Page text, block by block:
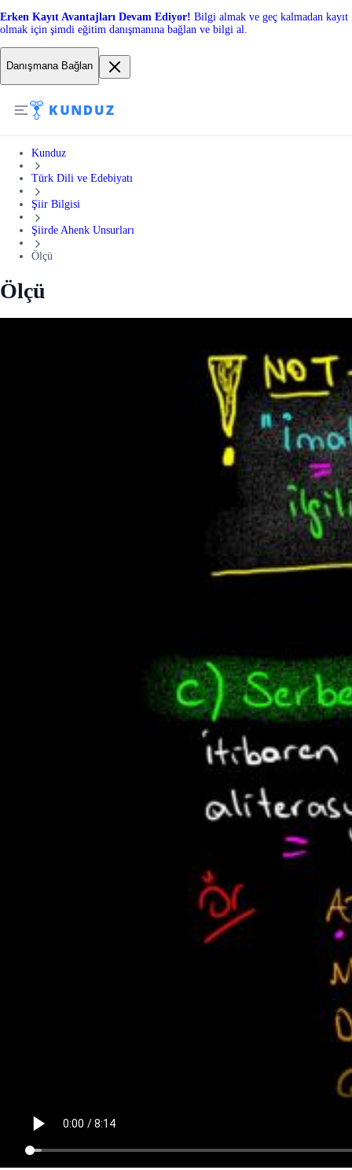
Erken Kayıt Avantajları Devam Ediyor! Bilgi almak ve geç kalmadan kayıt
olmak için şimdi eğitim danışmanına bağlan ve bilgi al.
Danışmana Bağlan
Kunduz
Türk Dili ve Edebiyatı
Şiir Bilgisi
Şiirde Ahenk Unsurları
Ölçü
Ölçü